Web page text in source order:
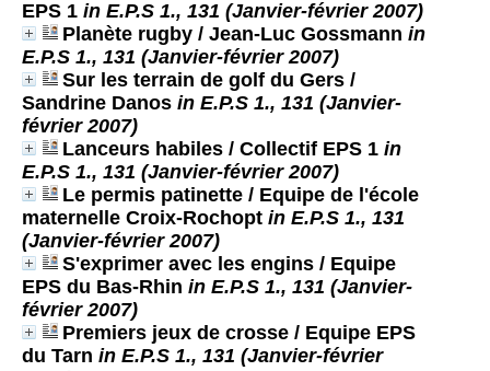
EPS 1 in E.P.S 1., 131 (Janvier-février 2007)
Planète rugby / Jean-Luc Gossmann in
E.P.S 1., 131 (Janvier-février 2007)
Sur les terrain de golf du Gers /
Sandrine Danos in E.P.S 1., 131 (Janvier-
février 2007)
Lanceurs habiles / Collectif EPS 1 in
E.P.S 1., 131 (Janvier-février 2007)
Le permis patinette / Equipe de l'école
maternelle Croix-Rochopt in E.P.S 1., 131
(Janvier-février 2007)
S'exprimer avec les engins / Equipe
EPS du Bas-Rhin in E.P.S 1., 131 (Janvier-
février 2007)
Premiers jeux de crosse / Equipe EPS
du Tarn in E.P.S 1., 131 (Janvier-février